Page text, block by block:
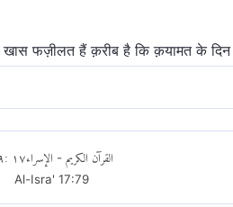
फज़ीलत हैं क़रीब है कि क़यामत के
القرآن الكريم - الإسراء١٧ :
Al-Isra' 17:79